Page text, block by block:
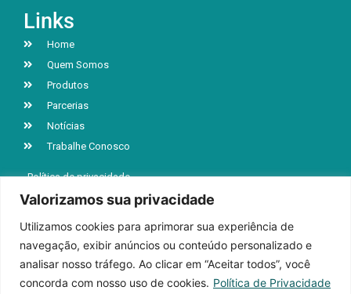
Valorizamos sua privacidade
Utilizamos cookies para aprimorar sua experiência de
navegação, exibir anúncios ou conteúdo personalizado e
analisar nosso tráfego. Ao clicar em “Aceitar todos”, você
concorda com nosso uso de cookies. Política de Privacidade
Links
Home
Quem Somos
Produtos
Parcerias
Notícias
Trabalhe Conosco
Política de privacidade
R. Jacob Luchesi, n° 5039, Bairro Santa Lúcia
Caxias do Sul | RS | CEP 95032-000
+55 (54) 3218-9199